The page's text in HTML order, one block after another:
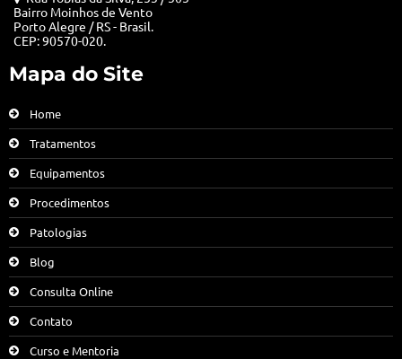
Bairro Moinhos de Vento
Porto Alegre / RS - Brasil.
CEP: 90570-020.
Mapa do Site
Home
Tratamentos
Equipamentos
Procedimentos
Patologias
Blog
Consulta Online
Contato
Curso e Mentoria